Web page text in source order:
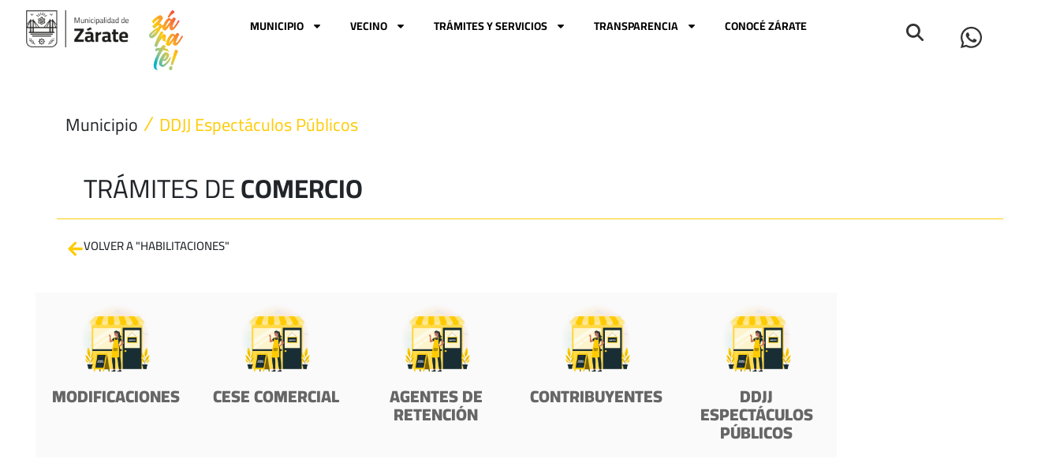
contenido
MUNICIPIO VECINO TRÁMITES Y SERVICIOS TRANSPARENCIA CONOCÉ ZÁRATE
Municipio DDJJ Espectáculos Públicos
TRÁMITES DECOMERCIO
VOLVER A "HABILITACIONES"
MODIFICACIONES DDJJ
ESPECTÁCULOS
PÚBLICOS
CESE COMERCIAL AGENTES DE
RETENCIÓN
CONTRIBUYENTES